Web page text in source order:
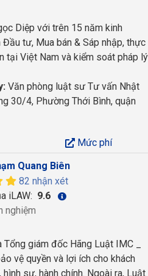
Diệp với trên 15 năm kinh
tư, Mua bán & Sáp nhập, thực
tại Việt Nam và kiểm soát pháp lý
Văn phòng luật sư Tư vấn Nhật
30/4, Phường Thới Bình, quận
Mức phí
Quang Biên
82 nhận xét
iLAW: 9.6
nghiệm
giám đốc Hãng Luật IMC _
vệ quyền và lợi ích cho khách
sự, hành chính. Ngoài ra, Luật